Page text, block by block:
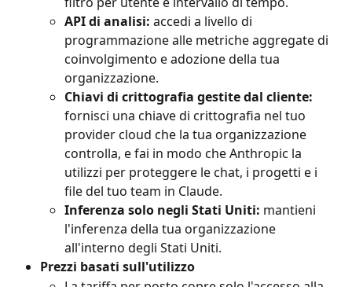
API di analisi: accedi a livello di
programmazione alle metriche aggregate di
coinvolgimento e adozione della tua
organizzazione.
Chiavi di crittografia gestite dal cliente:
fornisci una chiave di crittografia nel tuo
provider cloud che la tua organizzazione
controlla, e fai in modo che Anthropic la
utilizzi per proteggere le chat, i progetti e i
file del tuo team in Claude.
Inferenza solo negli Stati Uniti: mantieni
l'inferenza della tua organizzazione
all'interno degli Stati Uniti.
Prezzi basati sull'utilizzo